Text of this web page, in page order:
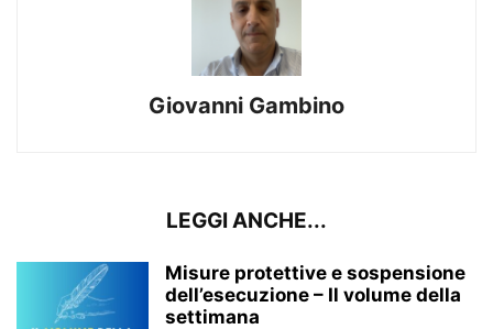
Giovanni Gambino
LEGGI ANCHE...
Misure protettive e sospensione
dell’esecuzione – Il volume della
settimana